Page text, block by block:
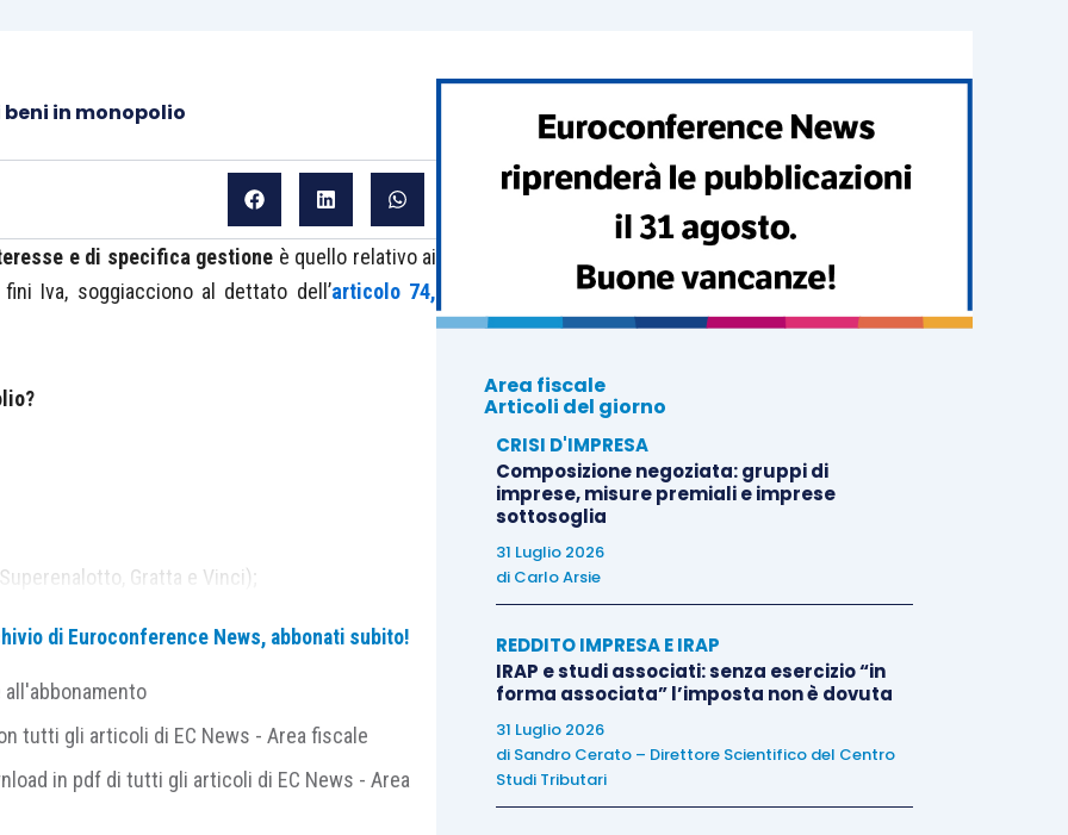
in monopolio
e di specifica gestione è quello relativo ai
Iva, soggiacciono al dettato dell’articolo 74,
Gratta e Vinci);
applicano, in genere, ilregime Iva definito
di Euroconference News, abbonati subito!
all'abbonamento
tutti gli articoli di EC News - Area fiscale
in pdf di tutti gli articoli di EC News - Area
Area fiscale
Articoli del giorno
CRISI D'IMPRESA
Composizione negoziata: gruppi di
imprese, misure premiali e imprese
sottosoglia
31 Luglio 2026
di Carlo Arsie
REDDITO IMPRESA E IRAP
IRAP e studi associati: senza esercizio “in
forma associata” l’imposta non è dovuta
31 Luglio 2026
di Sandro Cerato – Direttore Scientifico del Centro
Studi Tributari